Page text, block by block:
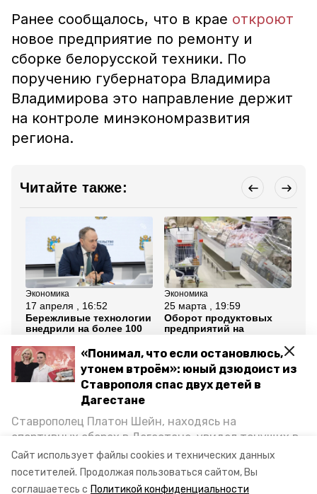
Сайт использует файлы cookies и технических данных
посетителей. Продолжая пользоваться сайтом, Вы
соглашаетесь с Политикой конфиденциальности
«Понимал, что если остановлюсь,
утонем втроём»: юный дзюдоист из
Ставрополя спас двух детей в
Дагестане
Ставрополец Платон Шейн, находясь на
спортивных сборах в Дегестане, увидел тонущих в
Каспийском море детей и бросился на помощь. По
возвращении домой, отважного мальчика
пригласили в министерство образования края и
Ранее сообщалось, что в крае откроют
новое предприятие по ремонту и
сборке белорусской техники. По
поручению губернатора Владимира
Владимирова это направление держит
на контроле минэкономразвития
региона.
Читайте также:
Экономика
17 апреля , 16:52
Бережливые технологии
внедрили на более 100
Ставрополья
Экономика
25 марта , 19:59
Оборот продуктовых
предприятий на
1,75 млрд рублей за 5
лет
Все новости
ставрополь бизнес промышленность
статистика